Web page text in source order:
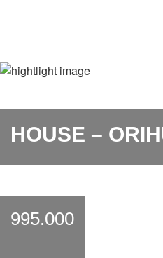
HOUSE –
995.000